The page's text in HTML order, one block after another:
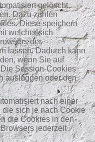
gelöscht,
Dazu zählen
Diese speichern
welcher sich
der
lassen. Dadurch kann
wenn Sie auf
Session-Cookies
ausloggen oder den
nach einer
sich je nach Cookie
die Cookies in den
jederzeit